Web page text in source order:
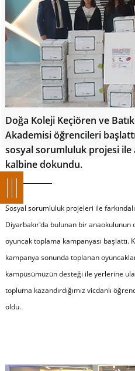
Doğa Koleji Keçiören ve
Akademisi öğrencileri
sosyal sorumluluk projesi
kalbine dokundu.
Sosyal sorumluluk projeleri ile
Diyarbakır'da bulunan bir
oyuncak toplama kampanyası başlattı.
kampanya sonunda toplanan
kampüsümüzün desteği ile yerlerine
topluma kazandırdığımız vicdanlı
oldu.